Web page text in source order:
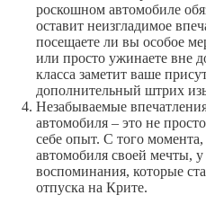
роскошном автомобиле
оставит неизгладимое
посещаете ли вы особое
или просто ужинаете вне
класса заметит ваше
дополнительный штрих
Незабываемые
автомобиля – это не
себе опыт. С того момента,
автомобиля своей мечты,
воспоминания, которые
отпуска на Крите.